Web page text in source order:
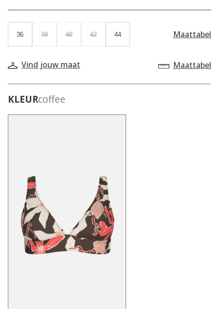
36 38 40 42 44 Maattabel
Vind jouw maat Maattabel
KLEURcoffee